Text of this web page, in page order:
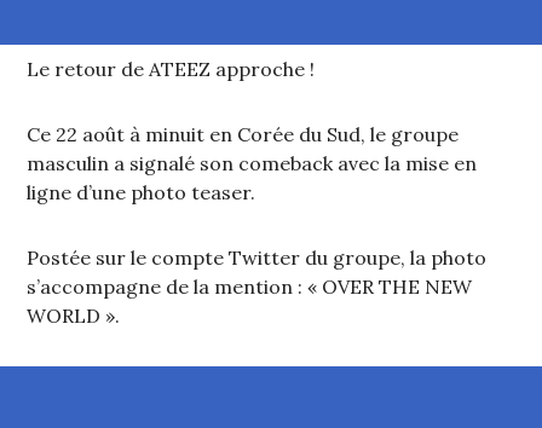
Le retour de ATEEZ approche !
Ce 22 août à minuit en Corée du Sud, le groupe
masculin a signalé son comeback avec la mise en
ligne d’une photo teaser.
Postée sur le compte Twitter du groupe, la photo
s’accompagne de la mention : « OVER THE NEW
WORLD ».